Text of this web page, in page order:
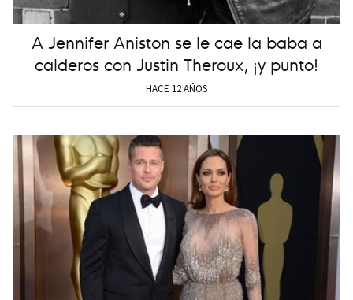
A Jennifer Aniston se le cae la baba a
calderos con Justin Theroux, ¡y punto!
HACE 12 AÑOS